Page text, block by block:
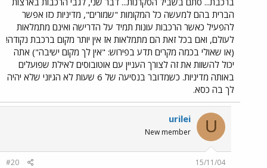
הצהריים ולא בפגיעה בנוסעי הרכבת. היום גם נודע לי כי באופן דומה
בוטלו גם המקומות השמורים בימי חמישי בשעות אחר הצהריים. תקוותי
היא שאותו בכיר ברכבת שקיבל את ההחלטה ידחק ביום חמישי אחד עם
300 חניכי ומדריכי הטכני של חיל האויר בדרך הביתה לחופשת השבת
(עם הקיטבגים כמובן) ויחשוב פעמיים על ההחלטה הזו.
הברית בהם למעשה כל המקומות "שמורים", מדיניות כזו אפשר
להפעיל כאשר הרכבות עונות תמיד על הדרישה ואינם מתמלאות
לעולם, ואם בכל זאת הם מתמלאות אז אין יותר מקום ברכבת נקודה!
(או שאולי בכמה מקרים תדע בפירוש: "אין לך מקום ישיבה") אתה
יכול להשוות את זה לצורך העניין עם אוטובוסים לאילת שפועלים
באותה מדיניות. כשמדובר בנסיעה של 6 שעות לא הגיוני שלא יהיה
לך בה כסא.
U
urilei
New member
15/11/04
#20